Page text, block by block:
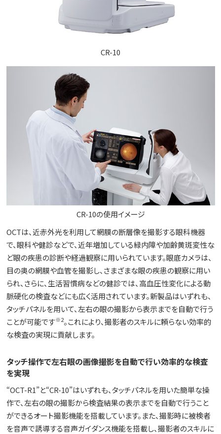
CR-10
CR-10の使用イメージ
OCTは、近赤外光を利用して網膜の断層像を撮影する眼科機器
で、眼科や健診などで、近年増加している緑内障や加齢黄斑変性な
ど眼の疾患の診断や経過観察に用いられています。眼底カメラは、
目の奥の網膜や血管を撮影し、さまざまな眼の疾患の観察に用い
られ、さらに、生活習慣病などの健診では、高血圧性変化による動
脈硬化の検査などにも広く活用されています。新製品はいずれも、
タッチパネルを用いて、左右の眼の撮影から表示までを自動で行う
ことが可能です※2。これにより、撮影者のスキルに頼らない効率的
な検査の実現に貢献します。
タッチ操作で左右眼の画像撮影を自動で行い効率的な検査
を実現
“OCT-R1”と“CR-10”はいずれも、タッチパネルを用いた簡単な操
作で、左右の眼の撮影から検査結果の表示までを自動で行うこと
ができるオート撮影機能を搭載しています。また、撮影時に被検者
を音声で誘導する音声ガイダンス機能を搭載し、撮影者のスキルに